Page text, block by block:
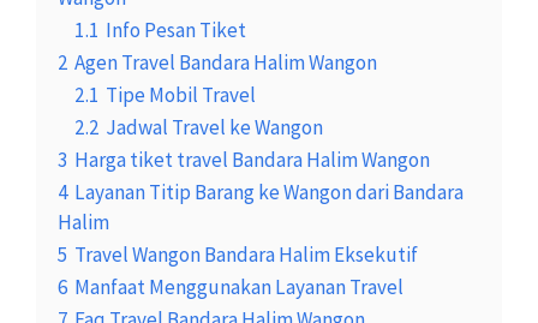
1.1 Info Pesan Tiket
2 Agen Travel Bandara Halim Wangon
2.1 Tipe Mobil Travel
2.2 Jadwal Travel ke Wangon
3 Harga tiket travel Bandara Halim Wangon
4 Layanan Titip Barang ke Wangon dari Bandara
Halim
5 Travel Wangon Bandara Halim Eksekutif
6 Manfaat Menggunakan Layanan Travel